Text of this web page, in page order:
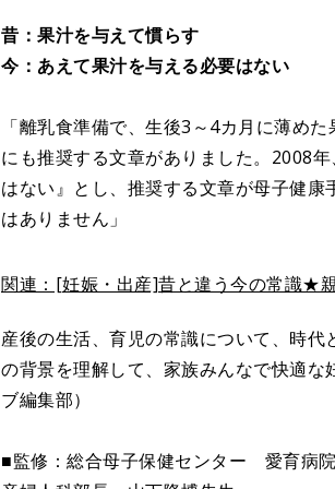
昔：果汁を与えて慣らす
今：あえて果汁を与える必要はない
「離乳食準備で、生後3～4カ月に薄め
にも推奨する文章がありました。2008
はない』とし、推奨する文章が母子健
はありません」
関連：[妊娠・出産]昔と違う今の常識★
産後の生活、育児の常識について、時
の背景を理解して、家族みんなで快適
ブ編集部）
■監修：総合母子保健センター 愛育病